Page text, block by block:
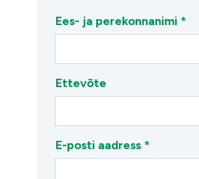
Ees- ja perekonnanimi *
Ettevõte
E-posti aadress *